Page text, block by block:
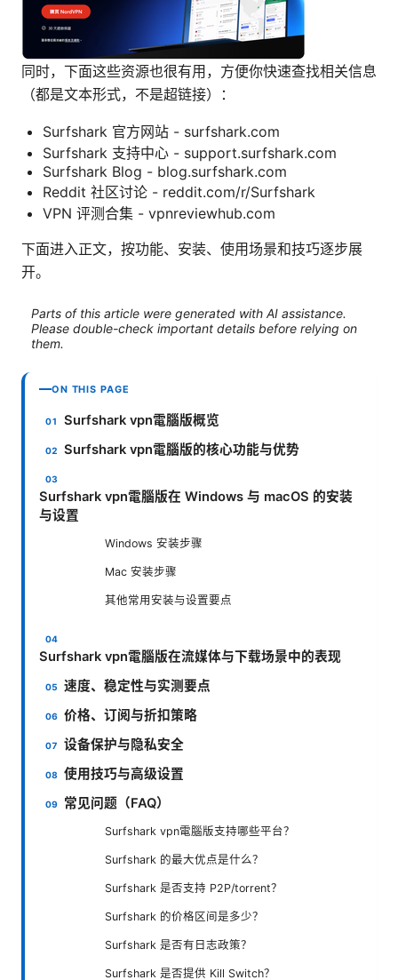
同时，下面这些资源也很有用，方便你快速查找相关信息
（都是文本形式，不是超链接）：
Surfshark 官方网站 - surfshark.com
Surfshark 支持中心 - support.surfshark.com
Surfshark Blog - blog.surfshark.com
Reddit 社区讨论 - reddit.com/r/Surfshark
VPN 评测合集 - vpnreviewhub.com
下面进入正文，按功能、安装、使用场景和技巧逐步展
开。
Parts of this article were generated with AI assistance.
Please double-check important details before relying on
them.
ON THIS PAGE
Surfshark vpn電腦版概览
Surfshark vpn電腦版的核心功能与优势
Surfshark vpn電腦版在 Windows 与 macOS 的安装
与设置
Windows 安装步骤
Mac 安装步骤
其他常用安装与设置要点
Surfshark vpn電腦版在流媒体与下载场景中的表现
速度、稳定性与实测要点
价格、订阅与折扣策略
设备保护与隐私安全
使用技巧与高级设置
常见问题（FAQ）
Surfshark vpn電腦版支持哪些平台？
Surfshark 的最大优点是什么？
Surfshark 是否支持 P2P/torrent？
Surfshark 的价格区间是多少？
Surfshark 是否有日志政策？
Surfshark 是否提供 Kill Switch？